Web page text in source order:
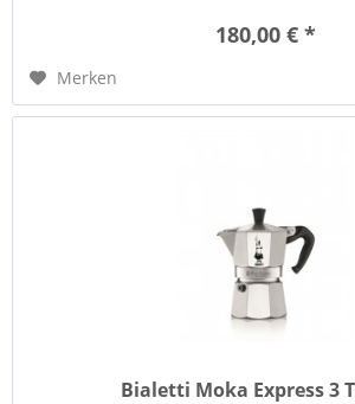
180,00 € *
Merken
Bialetti Moka Express 3